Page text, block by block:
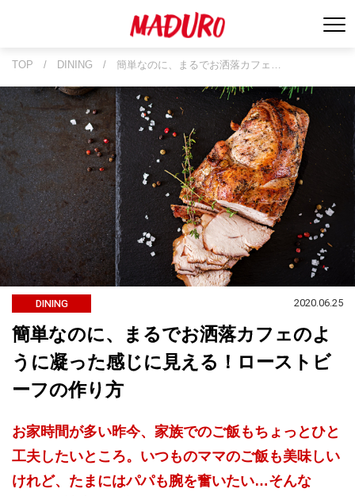
TOP / DINING / 簡単なのに、まるでお洒落カフェ…
DINING 2020.06.25
簡単なのに、まるでお洒落カフェのよ
うに凝った感じに見える！ローストビ
ーフの作り方
お家時間が多い昨今、家族でのご飯もちょっとひと
工夫したいところ。いつものママのご飯も美味しい
けれど、たまにはパパも腕を奮いたい…そんな